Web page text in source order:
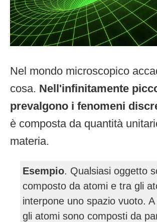
Nel mondo microscopico
cosa. Nell'infinitamente
prevalgono i fenomeni
è composta da quantità
materia.
Esempio. Qualsiasi oggetto
composto da atomi e tra gli
interpone uno spazio vuoto.
gli atomi sono composti da